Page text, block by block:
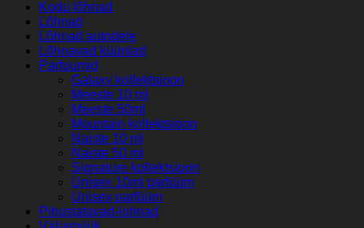
&
Rolf
Bonbon)
EDP
kogus
Kodu lõhnad
Lõhnad
Lõhnad autodele
Lõhnavad küünlad
Parfuumid
Galaxy kollektsioon
Meeste 10 ml
Meeste 50ml
Mountain kollektsioon
Naiste 10 ml
Naiste 50 ml
Signature kollektsioon
Unisex 10ml parfüüm
Unisex parfüüm
Pihustatavad-lohnad